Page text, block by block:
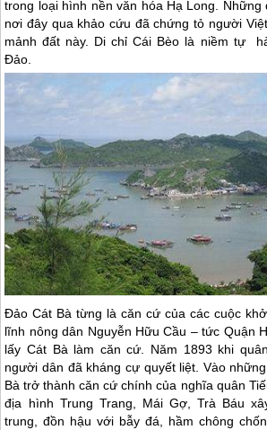
trong loại hình nền văn hóa Hạ Long.
nơi đây qua khảo cứu đã chứng tỏ người
mảnh đất này. Di chỉ Cái Bèo là niềm tự
Đảo.
Đảo Cát Bà từng là căn cứ của các cuộc
lĩnh nông dân Nguyễn Hữu Cầu – tức Quận
lấyCát Bàlàm căn cứ. Năm 1893 khi
người dân đã kháng cự quyết liệt. Vào
Bà trở thành căn cứ chính của nghĩa quân
địa hình Trung Trang, Mái Gợ, Trà Báu
trung, đồn hậu với bẫy đá, hầm chông